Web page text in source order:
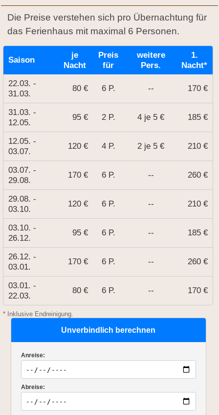
Die Preise verstehen sich pro Übernachtung für
das Ferienhaus mit maximal 6 Personen.
Saison
je
Nacht
Preis
für
weitere
Pers.
1.
Nacht*
22.03. -
31.03.
80 € 6 P. -- 170 €
31.03. -
12.05.
95 € 2 P. 4 je 5 € 185 €
12.05. -
03.07.
120 € 4 P. 2 je 5 € 210 €
03.07. -
29.08.
170 € 6 P. -- 260 €
29.08. -
03.10.
120 € 6 P. -- 210 €
03.10. -
26.12.
95 € 6 P. -- 185 €
26.12. -
03.01.
170 € 6 P. -- 260 €
03.01. -
22.03.
80 € 6 P. -- 170 €
* Inklusive Endreinigung.
Unverbindlich berechnen
Anreise:
Abreise: